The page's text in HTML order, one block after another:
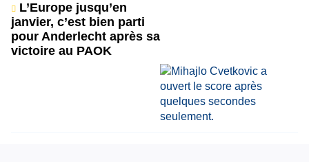
L’Europe jusqu’en
janvier, c’est bien parti
pour Anderlecht après sa
victoire au PAOK